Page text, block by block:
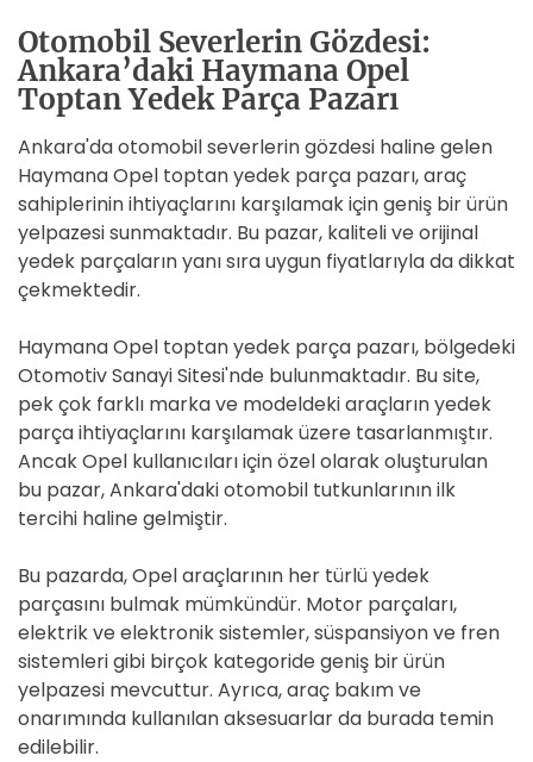
Otomobil Severlerin Gözdesi:
Ankara’daki Haymana Opel
Toptan Yedek Parça Pazarı
Ankara'da otomobil severlerin gözdesi haline gelen
Haymana Opel toptan yedek parça pazarı, araç
sahiplerinin ihtiyaçlarını karşılamak için geniş bir ürün
yelpazesi sunmaktadır. Bu pazar, kaliteli ve orijinal
yedek parçaların yanı sıra uygun fiyatlarıyla da dikkat
çekmektedir.
Haymana Opel toptan yedek parça pazarı, bölgedeki
Otomotiv Sanayi Sitesi'nde bulunmaktadır. Bu site,
pek çok farklı marka ve modeldeki araçların yedek
parça ihtiyaçlarını karşılamak üzere tasarlanmıştır.
Ancak Opel kullanıcıları için özel olarak oluşturulan
bu pazar, Ankara'daki otomobil tutkunlarının ilk
tercihi haline gelmiştir.
Bu pazarda, Opel araçlarının her türlü yedek
parçasını bulmak mümkündür. Motor parçaları,
elektrik ve elektronik sistemler, süspansiyon ve fren
sistemleri gibi birçok kategoride geniş bir ürün
yelpazesi mevcuttur. Ayrıca, araç bakım ve
onarımında kullanılan aksesuarlar da burada temin
edilebilir.